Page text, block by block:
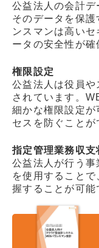
公益法人の会計デ
そのデータを保
ンスマンは高い
ータの安全性が確
権限設定
公益法人は役員や
されています。
細かな権限設定が
セスを防ぐことが
指定管理業務収支
公益法人が行う
を使用すること
握することが可能